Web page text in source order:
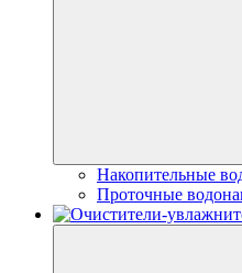
Накопительные
Проточные